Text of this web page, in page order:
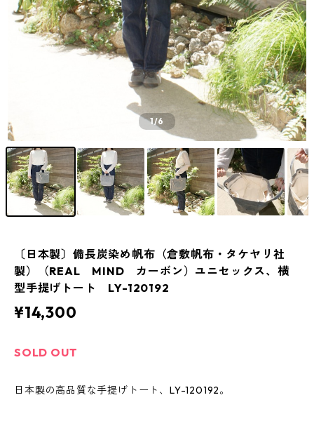
1/6
〔日本製〕備長炭染め帆布（倉敷帆布・タケヤリ社
製）（REAL MIND カーボン）ユニセックス、横
型手提げトート LY-120192
¥14,300
SOLD OUT
日本製の高品質な手提げトート、LY-120192。